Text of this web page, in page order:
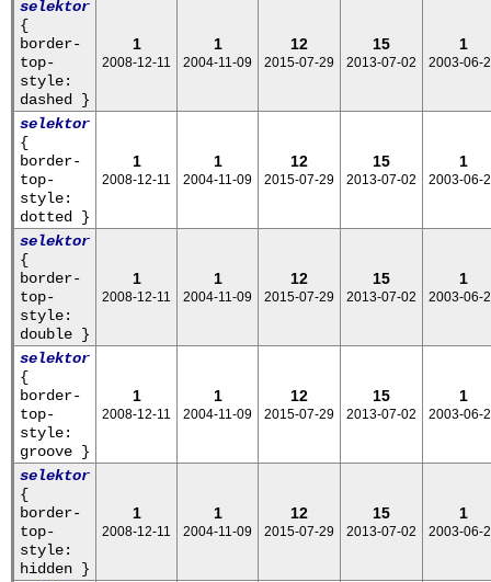
selektor
{
border-
top-
style:
dashed }
1
2008-12-11
1
2004-11-09
12
2015-07-29
15
2013-07-02
1
2003-06-
selektor
{
border-
top-
style:
dotted }
1
2008-12-11
1
2004-11-09
12
2015-07-29
15
2013-07-02
1
2003-06-
selektor
{
border-
top-
style:
double }
1
2008-12-11
1
2004-11-09
12
2015-07-29
15
2013-07-02
1
2003-06-
selektor
{
border-
top-
style:
groove }
1
2008-12-11
1
2004-11-09
12
2015-07-29
15
2013-07-02
1
2003-06-
selektor
{
border-
top-
style:
hidden }
1
2008-12-11
1
2004-11-09
12
2015-07-29
15
2013-07-02
1
2003-06-